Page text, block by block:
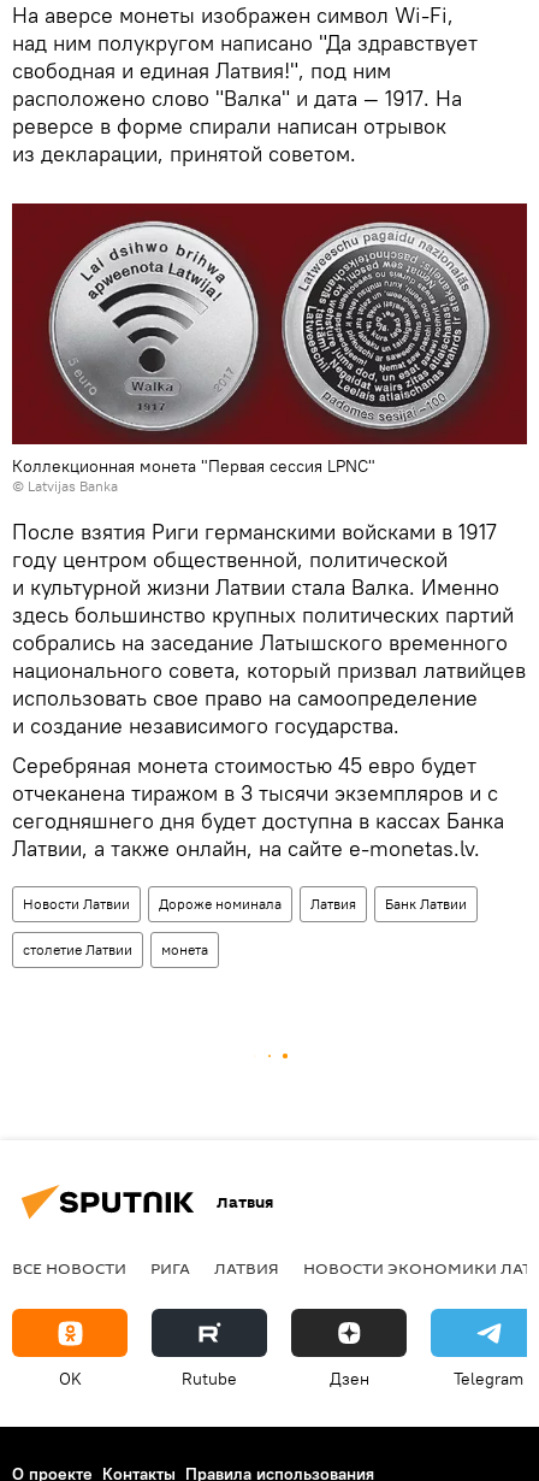
На аверсе монеты изображен символ Wi-Fi,
над ним полукругом написано "Да здравствует
свободная и единая Латвия!", под ним
расположено слово "Валка" и дата — 1917. На
реверсе в форме спирали написан отрывок
из декларации, принятой советом.
Коллекционная монета "Первая сессия LPNC"
© Latvijas Banka
После взятия Риги германскими войсками в 1917
году центром общественной, политической
и культурной жизни Латвии стала Валка. Именно
здесь большинство крупных политических партий
собрались на заседание Латышского временного
национального совета, который призвал латвийцев
использовать свое право на самоопределение
и создание независимого государства.
Серебряная монета стоимостью 45 евро будет
отчеканена тиражом в 3 тысячи экземпляров и с
сегодняшнего дня будет доступна в кассах Банка
Латвии, а также онлайн, на сайте e-monetas.lv.
Новости Латвии Дороже номинала Латвия Банк Латвии
столетие Латвии монета
Латвия
ВСЕ НОВОСТИ РИГА ЛАТВИЯ НОВОСТИ ЭКОНОМИКИ
OK Rutube Дзен Telegram
О проекте Контакты Правила использования